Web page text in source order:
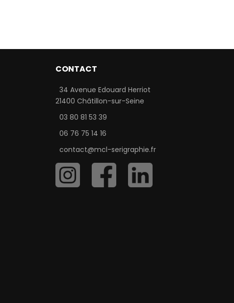
CONTACT
34 Avenue Edouard Herriot
21400 Châtillon-sur-Seine
03 80 81 53 39
06 76 75 14 16
contact@mcl-serigraphie.fr